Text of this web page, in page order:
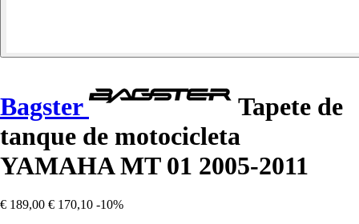
Bagster
Tapete de
tanque de motocicleta
YAMAHA MT 01 2005-2011
€ 189,00 € 170,10 -10%